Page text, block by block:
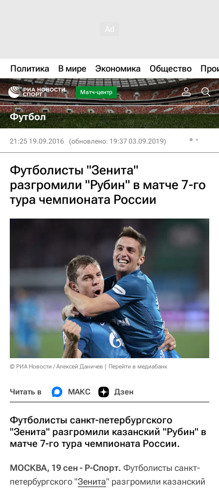
Политика В мире Экономика Общество
Матч-центр
Футбол
21:25 19.09.2016 (обновлено: 19:37 03.09.2019)
Футболисты "Зенита"
разгромили "Рубин" в матче 7-го
тура чемпионата России
© РИА Новости / Алексей Даничев Перейти в медиабанк
Читать в МАКС Дзен
Футболисты санкт-петербургского
"Зенита" разгромили казанский "Рубин" в
матче 7-го тура чемпионата России.
МОСКВА, 19 сен - Р-Спорт. Футболисты санкт-
петербургского "Зенита" разгромили казанский